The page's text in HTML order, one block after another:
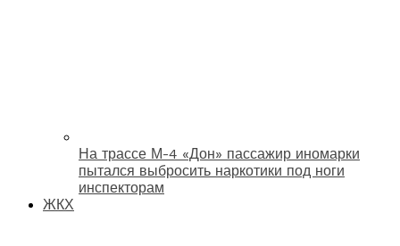
На трассе М-4 «Дон» пассажир иномарки
пытался выбросить наркотики под ноги
инспекторам
ЖКХ